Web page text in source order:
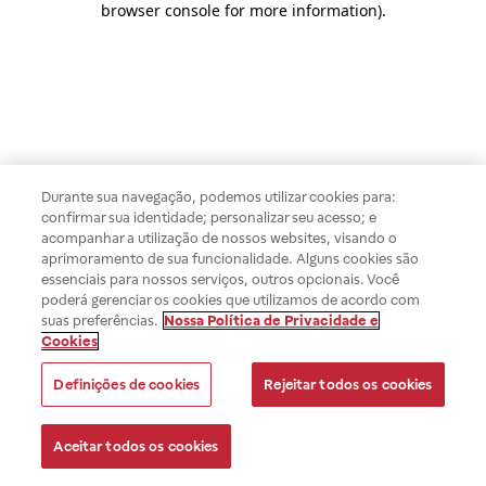
browser console for more information).
Durante sua navegação, podemos utilizar cookies para:
confirmar sua identidade; personalizar seu acesso; e
acompanhar a utilização de nossos websites, visando o
aprimoramento de sua funcionalidade. Alguns cookies são
essenciais para nossos serviços, outros opcionais. Você
poderá gerenciar os cookies que utilizamos de acordo com
suas preferências. Nossa Política de Privacidade e
Cookies
Definições de cookies Rejeitar todos os cookies
Aceitar todos os cookies